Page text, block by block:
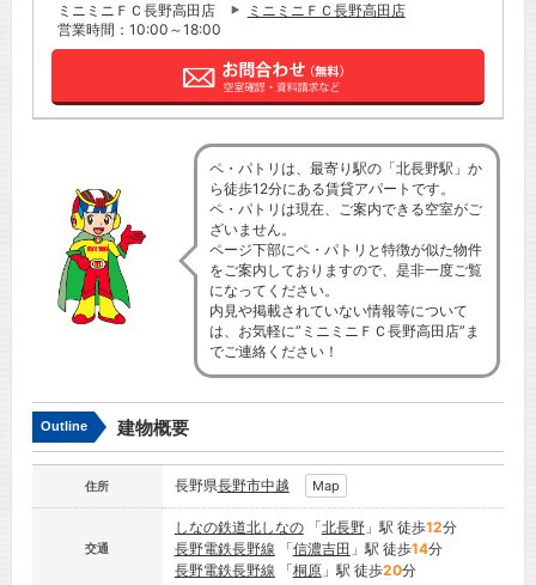
ミニミニＦＣ長野高田店
ミニミニＦＣ長野高田店
営業時間：10:00～18:00
ペ・パトリは、最寄り駅の「北長野駅」か
ら徒歩12分にある賃貸アパートです。
ペ・パトリは現在、ご案内できる空室がご
ざいません。
ページ下部にペ・パトリと特徴が似た物件
をご案内しておりますので、是非一度ご覧
になってください。
内見や掲載されていない情報等について
は、お気軽に”ミニミニＦＣ長野高田店”ま
でご連絡ください！
Outline 建物概要
住所 長野県長野市中越 Map
交通
しなの鉄道北しなの「北長野」駅 徒歩12分
長野電鉄長野線 「信濃吉田 」駅 徒歩14分
長野電鉄長野線 「桐原」駅 徒歩20分